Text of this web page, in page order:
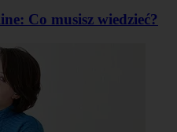
Co musisz wiedzieć?